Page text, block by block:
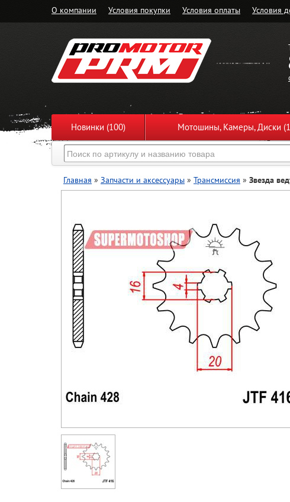
О компании Условия покупки Условия оплаты Условия
Новинки (100) Мотошины, Камеры, Диски
Главная » Запчасти и аксессуары » Трансмиссия » Звезда